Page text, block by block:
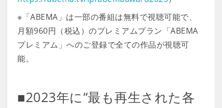
※「ABEMA」は一部の番組は無料で視聴可能で、
月額960円（税込）のプレミアムプラン「ABEMA
プレミアム」へのご登録で全ての作品が視聴可
能。
■2023年に“最も再生された各